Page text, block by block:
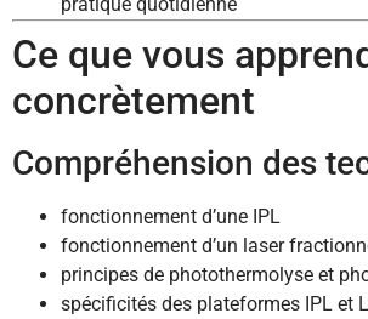
pratique quotidienne
Ce que vous
concrètement
Compréhension des
fonctionnement d’une IPL
fonctionnement d’un laser
principes de photothermolyse et
spécificités des plateformes IPL et